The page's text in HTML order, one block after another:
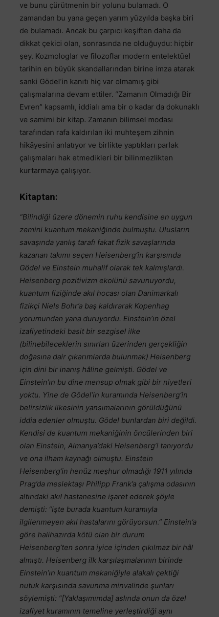
ve bunu çürütmenin bir yolunu bulamadı. O
zamandan bu yana geçen yarım yüzyılda başka biri
de bulamadı. Ancak bu çarpıcı keşiften daha da
dikkat çekici olan, sonrasında ne olduğuydu: hiçbir
şey. Kozmologlar ve filozoflar modern entelektüel
tarihin en büyük skandallarından birine imza atarak
sanki Gödel’in kanıtı hiç var olmamış gibi
çalışmalarına devam ettiler. “Zamanın Olmadığı Bir
Evren” kapsamlı, iddialı ama bir o kadar da dokunaklı
ve samimi bir kitap. Zamanın bilimsel modası
tarafından rafa kaldırılan iki muhteşem zihnin
hikâyesini anlatıyor ve birlikte yaptıkları parlak
çalışmaları hak etmedikleri bir bilinmezlikten
kurtarmaya çalışıyor.
Kitaptan:
“Bilindiği üzere dönemin ruhu kendisine en uygun
zemini kuantum mekaniğinde bulmuştu. Ulusların
savaşında yanlış tarafı fakat fizik savaşlarında
kazanan takımı seçen Heisenberg’in karşısında
Gödel ve Einstein muhalif olarak tek kalmışlardı.
Heisenberg pozitivizm ekolünü savunuyordu,
kuantum fiziğinde akıl hocası olan Danimarkalı
fizikçi Niels Bohr’a baş kaldırarak Kopenhag
yorumundan yana duruyordu. Einstein’ın özel
izafiyetindeki basit bir sezgisel ilke
(bilinebileceklerin sınırları üzerinden gerçekliğin
doğasına dair çıkarımlarda bulunmak) Heisenberg
için dini bir inanış hâline gelmişti. Gödel ve
Einstein’ın bu dine mensup olmak gibi bir niyetleri
yoktu. Yine de Gödel’in kuramında Heisenberg’in
belirsizlik ilkesinin yansımalarının görüldüğünü
iddia edenler olmuştu. Gödel bunlardan biri değildi.
Kendisi de kuantum mekaniğinin öncülerinden biri
olan Einstein, Almanya’daki Heisenberg’i tanıyordu
ve ona ilham kaynağı olmuştu. Einstein
Heisenberg‘in henüz meşhur olmadığı 1911 yılında
Prag’da meslektaşı Philipp Frank’a çalışma odasının
altındaki akıl hastanesine işaret ederek şöyle
demişti: “işte burada kuantum kuramıyla
ilgilenmeyen akıl hastalarını görüyorsun.” Einstein’a
göre halihazırda kötü olan bir durum
Heisenberg’ten sonra iyice içinden çıkılmaz bir hâl
almıştı. Heisenberg ilk karşılaşmalarının birinde
Einstein’ın kuantum mekaniğiyle alakalı çektiği
nutuk karşısında savunma minvalinde şunları
söylemişti: “[Yaklaşımımda] aslında onun da özel
izafiyet kuramının temeline yerleştirdiği aynı